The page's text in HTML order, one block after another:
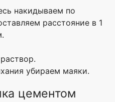
накидываем по
расстояние в 1
убираем маяки.
цементом